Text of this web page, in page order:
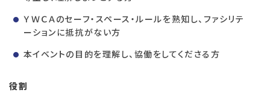
ＹＷＣＡのセーフ・スペース・ルールを熟知し、ファシリテ
ーションに抵抗がない方
本イベントの目的を理解し、協働をしてくださる方
役割